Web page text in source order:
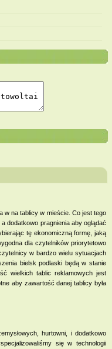
w na tablicy w mieście. Co jest tego
dodatkowo pragnienia aby oglądać
tę ekonomiczną formę, jaką
dla czytelników priorytetowo
w bardzo wielu sytuacjach
bielsk podlaski będą w stanie
wielkich tablic reklamowych jest
aby zawartość danej tablicy była
hurtowni, i dodatkowo
się w technologii